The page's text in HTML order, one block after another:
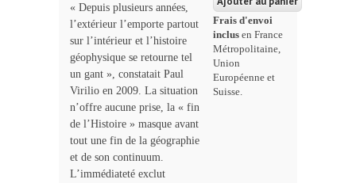
« Depuis plusieurs années,
l’extérieur l’emporte partout
sur l’intérieur et l’histoire
géophysique se retourne tel
un gant », constatait Paul
Virilio en 2009. La situation
n’offre aucune prise, la « fin
de l’Histoire » masque avant
tout une fin de la géographie
et de son continuum.
L’immédiateté exclut
Frais d'envoi
inclus en France
Métropolitaine,
Union
Européenne et
Suisse.